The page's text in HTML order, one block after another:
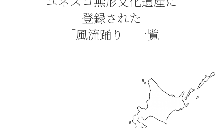
登録された
「風流踊り」一覧